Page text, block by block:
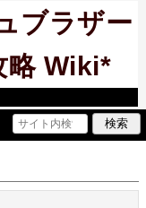
ブラザー
略 Wiki*